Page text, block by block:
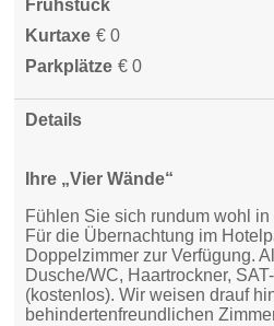
Frühstück
Kurtaxe € 0
Parkplätze € 0
Details
Ihre „Vier Wände“
Fühlen Sie sich rundum wohl
Für die Übernachtung im
Doppelzimmer zur Verfügung.
Dusche/WC, Haartrockner,
(kostenlos). Wir weisen drauf
behindertenfreundlichen